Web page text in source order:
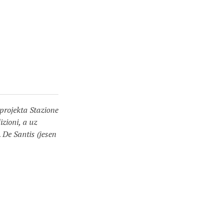
Stazione
a uz
Santis (jesen